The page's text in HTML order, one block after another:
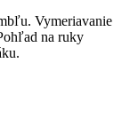
Vymeriavanie
na ruky